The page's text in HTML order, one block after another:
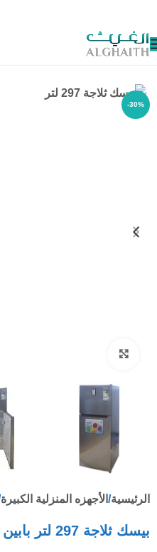
-30%
الرئيسية الأجهزه المنزلية الكبيرة
بيسك ثلاجة 297 لتر بابين أستيل 10.5 قدم